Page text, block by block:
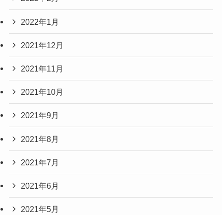
2022年1月
2021年12月
2021年11月
2021年10月
2021年9月
2021年8月
2021年7月
2021年6月
2021年5月